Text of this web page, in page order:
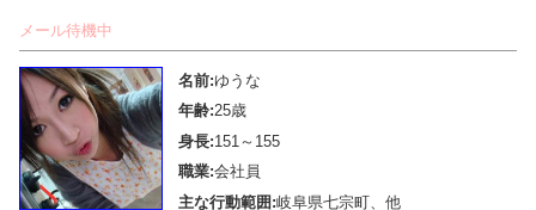
メール待機中
名前:ゆうな
年齢:25歳
身長:151～155
職業:会社員
主な行動範囲:岐阜県七宗町、他